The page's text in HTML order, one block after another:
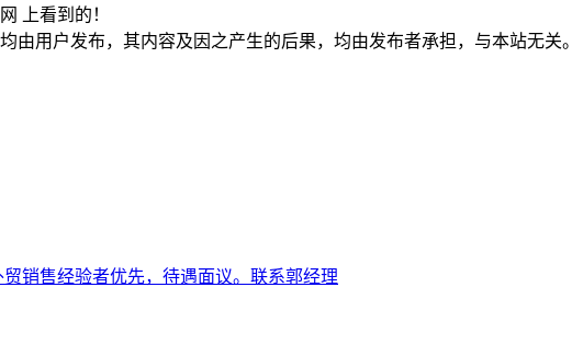
上看到的！
由用户发布，其内容及因之产生的后果，均由发布者承担，与本站无关。
销售经验者优先，待遇面议。联系郭经理